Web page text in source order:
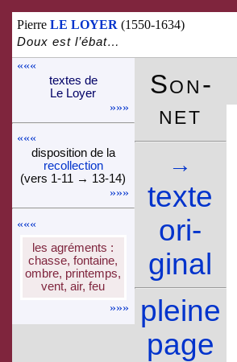
PierreLE LOYER (1550-1634)
Doux est l’ébat…
«««
textes de
Le Loyer
»»»
«««
dispo­si­tion de la
recol­lec­tion
(vers 1-11 → 13-14)
»»»
«««
les agréments :
chasse, fontaine,
ombre, printemps,
vent, air, feu
»»»
Son­
net
→
texte
ori­
ginal
pleine
page